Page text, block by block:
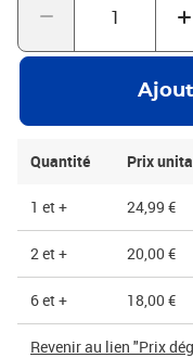
fabriqué avec 70% de
Quantité Prix
1 et + 24,99 €
2 et + 20,00 €
6 et + 18,00 €
Revenir au lien "Prix